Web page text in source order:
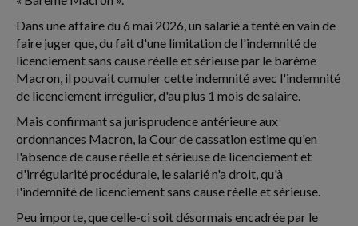
Dans une affaire du 6 mai 2026, un salarié a tenté en vain de
faire juger que, du fait d'une limitation de l'indemnité de
licenciement sans cause réelle et sérieuse par le barème
Macron, il pouvait cumuler cette indemnité avec l'indemnité
de licenciement irrégulier, d'au plus 1 mois de salaire.
Mais confirmant sa jurisprudence antérieure aux
ordonnances Macron, la Cour de cassation estime qu'en
l'absence de cause réelle et sérieuse de licenciement et
d'irrégularité procédurale, le salarié n'a droit, qu'à
l'indemnité de licenciement sans cause réelle et sérieuse.
Peu importe, que celle-ci soit désormais encadrée par le